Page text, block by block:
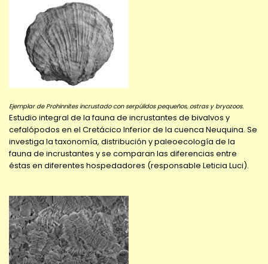
Ejemplar de Prohinnites incrustado con serpúlidos pequeños, ostras y bryozoos.
Estudio integral de la fauna de incrustantes de bivalvos y
cefalópodos en el Cretácico Inferior de la cuenca Neuquina. Se
investiga la taxonomía, distribución y paleoecología de la
fauna de incrustantes y se comparan las diferencias entre
éstas en diferentes hospedadores (responsable Leticia Luci).